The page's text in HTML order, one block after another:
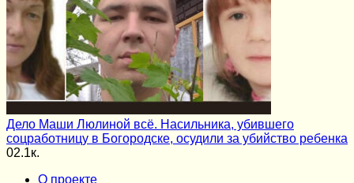
Дело Маши Люлиной всё. Насильника, убившего
соцработницу в Богородске, осудили за убийство ребенка
02.1к.
О проекте